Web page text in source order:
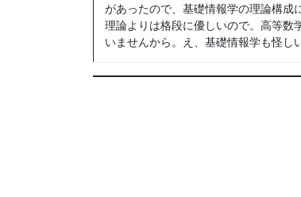
があったので、基礎情報学の理論構成
理論よりは格段に優しいので。高等数
いませんから。え、基礎情報学も怪し